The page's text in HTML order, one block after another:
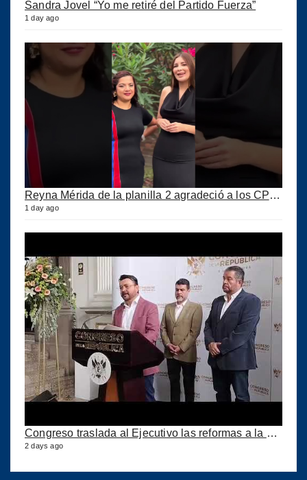
Sandra Jovel “Yo me retiré del Partido Fuerza”
1 day ago
1 day ago
2 days ago